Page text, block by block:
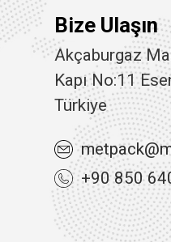
Bize Ulaşın
Akçaburgaz
Kapı No:11
Türkiye
+90 850